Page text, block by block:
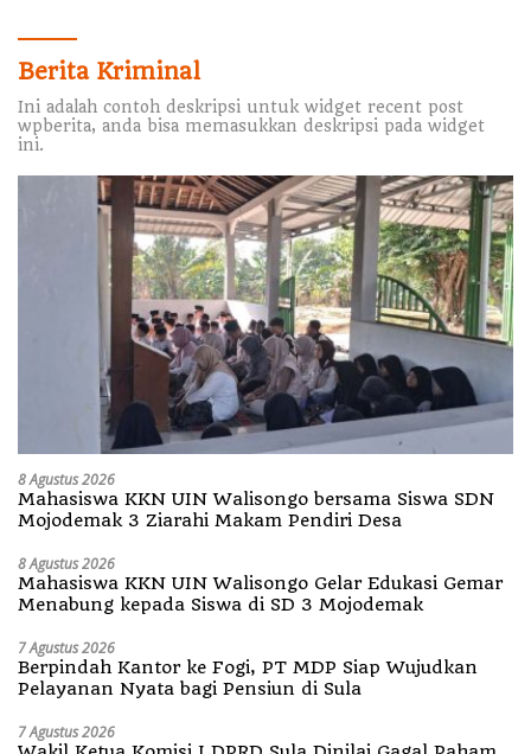
Berita Kriminal
Ini adalah contoh deskripsi untuk widget recent post
wpberita, anda bisa memasukkan deskripsi pada widget
ini.
8 Agustus 2026
Mahasiswa KKN UIN Walisongo bersama Siswa SDN
Mojodemak 3 Ziarahi Makam Pendiri Desa
8 Agustus 2026
Mahasiswa KKN UIN Walisongo Gelar Edukasi Gemar
Menabung kepada Siswa di SD 3 Mojodemak
7 Agustus 2026
Berpindah Kantor ke Fogi, PT MDP Siap Wujudkan
Pelayanan Nyata bagi Pensiun di Sula
7 Agustus 2026